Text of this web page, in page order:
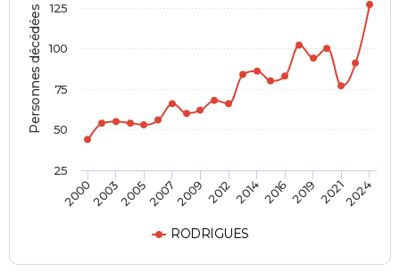
Personnes décédées
RODRIGUES
20002003200520072009 2012201420162019 20212024
25
50
75
100
125